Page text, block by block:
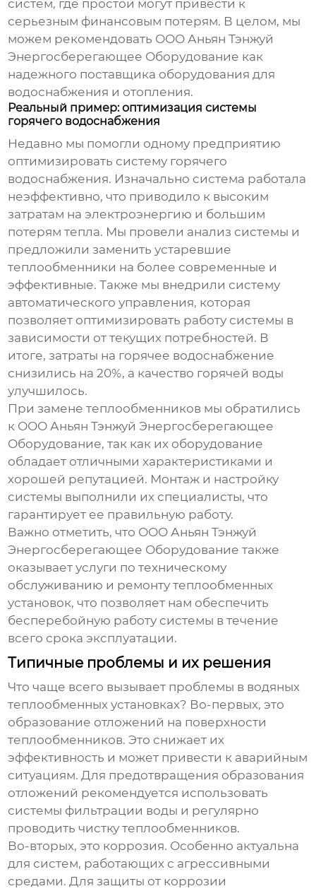
систем, где простои могут привести к
серьезным финансовым потерям. В целом, мы
можем рекомендовать ООО Аньян Тэнжуй
Энергосберегающее Оборудование как
надежного поставщика оборудования для
водоснабжения и отопления.
Реальный пример: оптимизация системы
горячего водоснабжения
Недавно мы помогли одному предприятию
оптимизировать систему горячего
водоснабжения. Изначально система работала
неэффективно, что приводило к высоким
затратам на электроэнергию и большим
потерям тепла. Мы провели анализ системы и
предложили заменить устаревшие
теплообменники на более современные и
эффективные. Также мы внедрили систему
автоматического управления, которая
позволяет оптимизировать работу системы в
зависимости от текущих потребностей. В
итоге, затраты на горячее водоснабжение
снизились на 20%, а качество горячей воды
улучшилось.
При замене теплообменников мы обратились
к ООО Аньян Тэнжуй Энергосберегающее
Оборудование, так как их оборудование
обладает отличными характеристиками и
хорошей репутацией. Монтаж и настройку
системы выполнили их специалисты, что
гарантирует ее правильную работу.
Важно отметить, что ООО Аньян Тэнжуй
Энергосберегающее Оборудование также
оказывает услуги по техническому
обслуживанию и ремонту теплообменных
установок, что позволяет нам обеспечить
бесперебойную работу системы в течение
всего срока эксплуатации.
Типичные проблемы и их решения
Что чаще всего вызывает проблемы в водяных
теплообменных установках? Во-первых, это
образование отложений на поверхности
теплообменников. Это снижает их
эффективность и может привести к аварийным
ситуациям. Для предотвращения образования
отложений рекомендуется использовать
системы фильтрации воды и регулярно
проводить чистку теплообменников.
Во-вторых, это коррозия. Особенно актуальна
для систем, работающих с агрессивными
средами. Для защиты от коррозии